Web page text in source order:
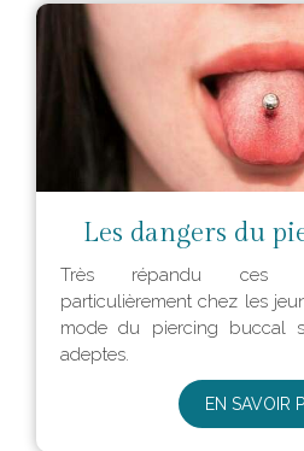
Les dangers du
Très répandu ces
particulièrement chez les
mode du piercing buccal
adeptes.
EN SAVOIR